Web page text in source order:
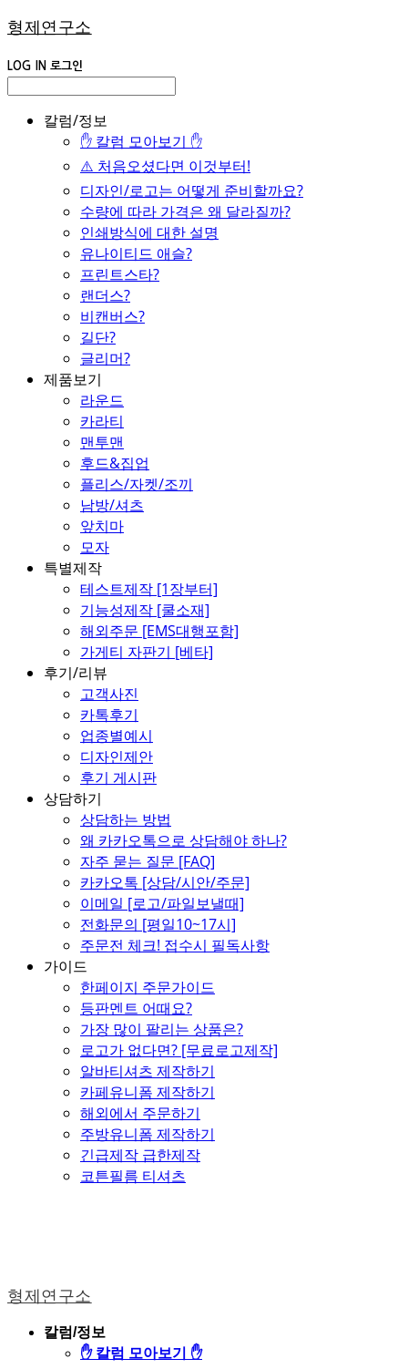
형제연구소
LOG IN 로그인
칼럼/정보
✋ 칼럼 모아보기 ✋
⚠️ 처음오셨다면 이것부터!
디자인/로고는 어떻게 준비할까요?
수량에 따라 가격은 왜 달라질까?
인쇄방식에 대한 설명
유나이티드 애슬?
프린트스타?
랜더스?
비캔버스?
길단?
글리머?
제품보기
라운드
카라티
맨투맨
후드&집업
플리스/자켓/조끼
남방/셔츠
앞치마
모자
특별제작
테스트제작 [1장부터]
기능성제작 [쿨소재]
해외주문 [EMS대행포함]
가게티 자판기 [베타]
후기/리뷰
고객사진
카톡후기
업종별예시
디자인제안
후기 게시판
상담하기
상담하는 방법
왜 카카오톡으로 상담해야 하나?
자주 묻는 질문 [FAQ]
카카오톡 [상담/시안/주문]
이메일 [로고/파일보낼때]
전화문의 [평일10~17시]
주문전 체크! 접수시 필독사항
가이드
한페이지 주문가이드
등판멘트 어때요?
가장 많이 팔리는 상품은?
로고가 없다면? [무료로고제작]
알바티셔츠 제작하기
카페유니폼 제작하기
해외에서 주문하기
주방유니폼 제작하기
긴급제작 급한제작
코튼필름 티셔츠
형제연구소
칼럼/정보
✋ 칼럼 모아보기 ✋